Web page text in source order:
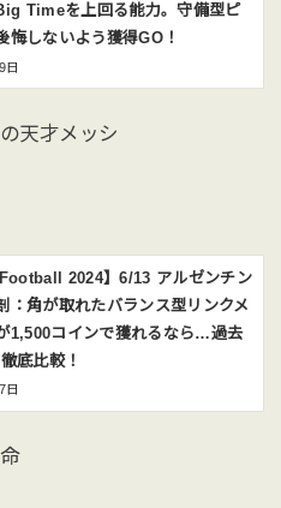
Timeを上回る能力。守備型ピ
悔しないよう獲得GO！
日
天才メッシ
2024】6/13 アルゼンチン
：角が取れたバランス型リンクメ
1,500コインで獲れるなら…過去
底比較！
日